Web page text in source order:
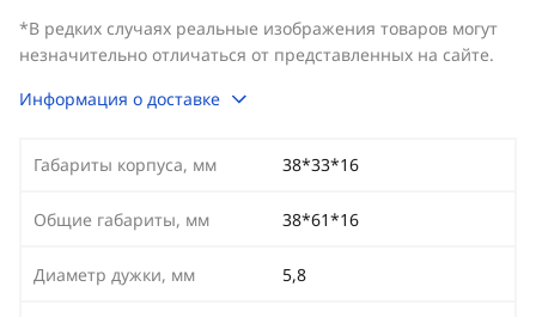
*В редких случаях реальные изображения товаров могут
незначительно отличаться от представленных на сайте.
Информация о доставке
Габариты корпуса, мм 38*33*16
Общие габариты, мм 38*61*16
Диаметр дужки, мм 5,8